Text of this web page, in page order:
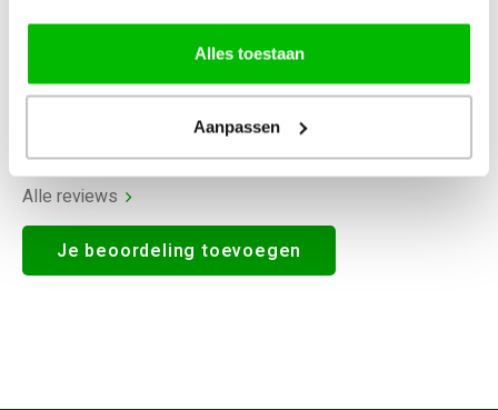
Alles toestaan
Aanpassen
0Reviews
Alle reviews
Je beoordeling toevoegen